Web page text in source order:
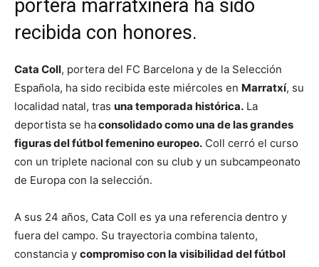
portera marratxinera ha sido
recibida con honores.
Cata Coll, portera del FC Barcelona y de la Selección
Española, ha sido recibida este miércoles en Marratxí, su
localidad natal, tras una temporada histórica. La
deportista se haconsolidado como una de las grandes
figuras del fútbol femenino europeo. Coll cerró el curso
con un triplete nacional con su club y un subcampeonato
de Europa con la selección.
A sus 24 años, Cata Coll es ya una referencia dentro y
fuera del campo. Su trayectoria combina talento,
constancia y compromiso con la visibilidad del fútbol